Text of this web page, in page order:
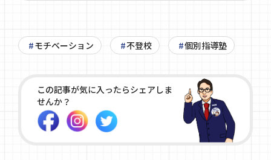
モチベーション 不登校 個別指導塾
この記事が気に入ったらシェアしま
せんか？